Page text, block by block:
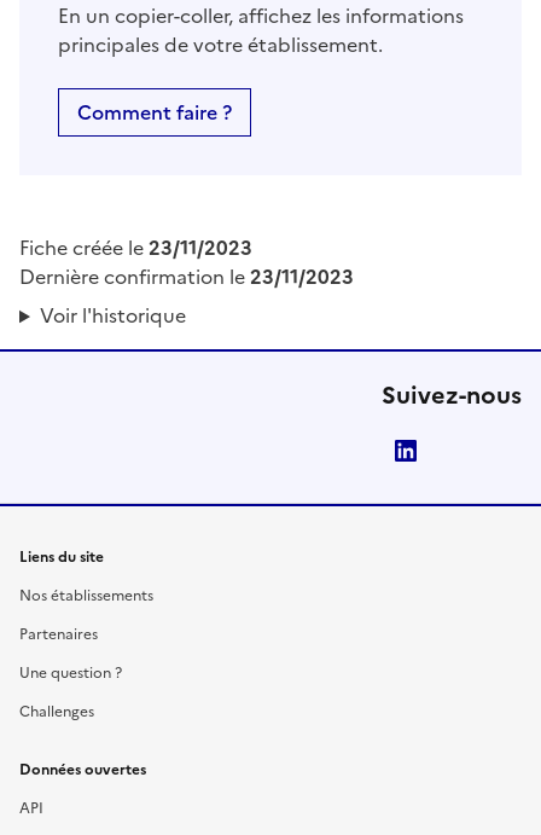
En un copier-coller, affichez les informations
principales de votre établissement.
Comment faire ?
Fiche créée le23/11/2023
Dernière confirmation le23/11/2023
Voir l'historique
Suivez-nous
Liens du site
Nos établissements
Partenaires
Une question ?
Challenges
Données ouvertes
API